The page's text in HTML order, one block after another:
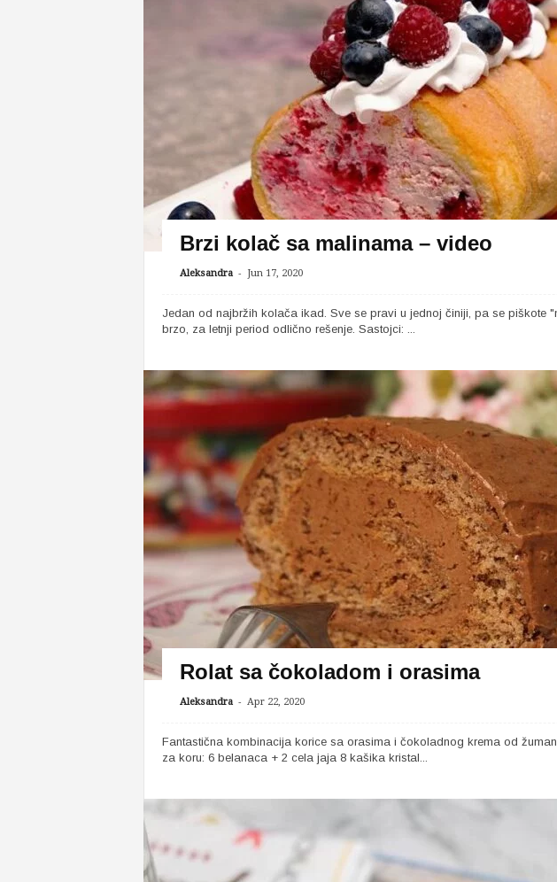
Brzi kolač sa malinama – video
Aleksandra - Jun 17, 2020
Jedan od najbržih kolača ikad. Sve se pravi u jednoj činiji, pa se piškote
brzo, za letnji period odlično rešenje. Sastojci: ...
Rolat sa čokoladom i orasima
Aleksandra - Apr 22, 2020
Fantastična kombinacija korice sa orasima i čokoladnog krema od
za koru: 6 belanaca + 2 cela jaja 8 kašika kristal...